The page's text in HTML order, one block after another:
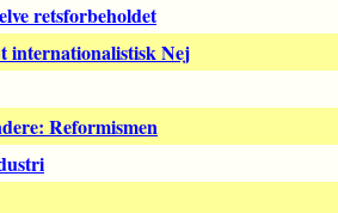
retsforbeholdet
internationalistisk Nej
Reformismen